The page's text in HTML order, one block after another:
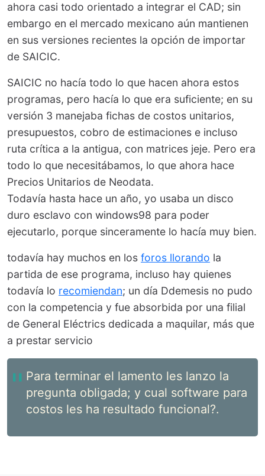
ahora casi todo orientado a integrar el CAD; sin
embargo en el mercado mexicano aún mantienen
en sus versiones recientes la opción de importar
de SAICIC.
SAICIC no hacía todo lo que hacen ahora estos
programas, pero hacía lo que era suficiente; en su
versión 3 manejaba fichas de costos unitarios,
presupuestos, cobro de estimaciones e incluso
ruta crítica a la antigua, con matrices jeje. Pero era
todo lo que necesitábamos, lo que ahora hace
Precios Unitarios de Neodata.
Todavía hasta hace un año, yo usaba un disco
duro esclavo con windows98 para poder
ejecutarlo, porque sinceramente lo hacía muy bien.
todavía hay muchos en los foros llorando la
partida de ese programa, incluso hay quienes
todavía lo recomiendan; un día Ddemesis no pudo
con la competencia y fue absorbida por una filial
de General Eléctrics dedicada a maquilar, más que
a prestar servicio
Para terminar el lamento les lanzo la
pregunta obligada; y cual software para
costos les ha resultado funcional?.